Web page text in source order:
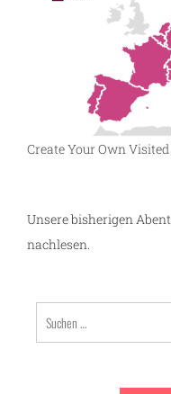
Create Your Own
Unsere bisherigen
nachlesen.
nach: